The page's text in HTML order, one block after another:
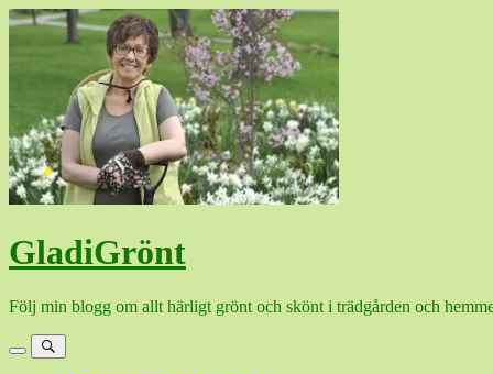
Hoppa
GladiGrönt
Följ min blogg om allt härligt grönt och skönt i trädgården och
MenySök